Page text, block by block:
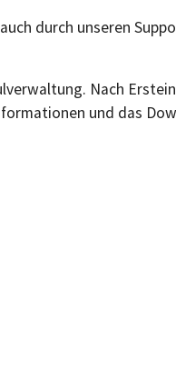
durch unseren
Nach
und das